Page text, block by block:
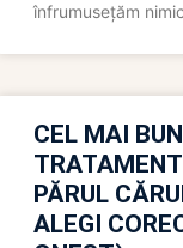
înfrumusețăm
CEL MAI BUN
PĂRUL
ALEGI